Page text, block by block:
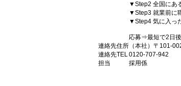
▼Step2 全国にあ
▼Step3 就業前に
▼Step4 気に入っ
応募⇒最短で2日
連絡先住所 （本社）〒101-
連絡先TEL0120-707-942
担当
採用係